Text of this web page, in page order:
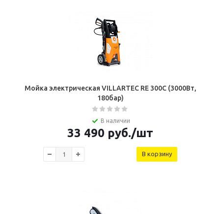
Мойка электрическая VILLARTEC RE 300C (3000Вт,
180бар)
В наличии
33 490 руб./шт
В корзину